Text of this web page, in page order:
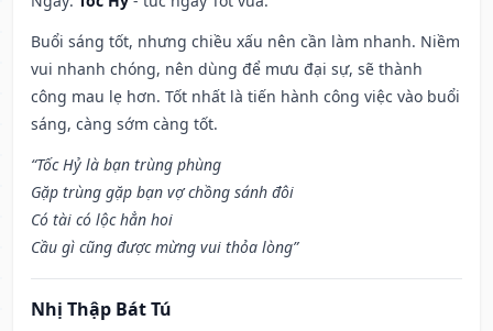
Buổi sáng tốt, nhưng chiều xấu nên cần làm nhanh. Niềm
vui nhanh chóng, nên dùng để mưu đại sự, sẽ thành
công mau lẹ hơn. Tốt nhất là tiến hành công việc vào buổi
sáng, càng sớm càng tốt.
“Tốc Hỷ là bạn trùng phùng
Gặp trùng gặp bạn vợ chồng sánh đôi
Có tài có lộc hẳn hoi
Cầu gì cũng được mừng vui thỏa lòng”
Nhị Thập Bát Tú